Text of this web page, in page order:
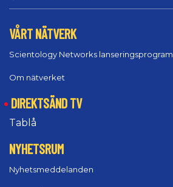
VÅRT NÄTVERK
Scientology Networks lanseringsprogram
Om nätverket
DIREKTSÄND TV
Tablå
NYHETSRUM
Nyhetsmeddelanden